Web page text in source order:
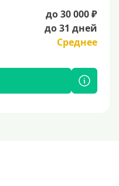
до 30 000 ₽
до 31 дней
Среднее